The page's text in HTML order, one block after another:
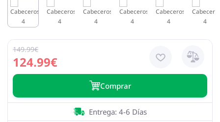
124.99€
149.99€
Сomprar
Entrega: 4-6 Días